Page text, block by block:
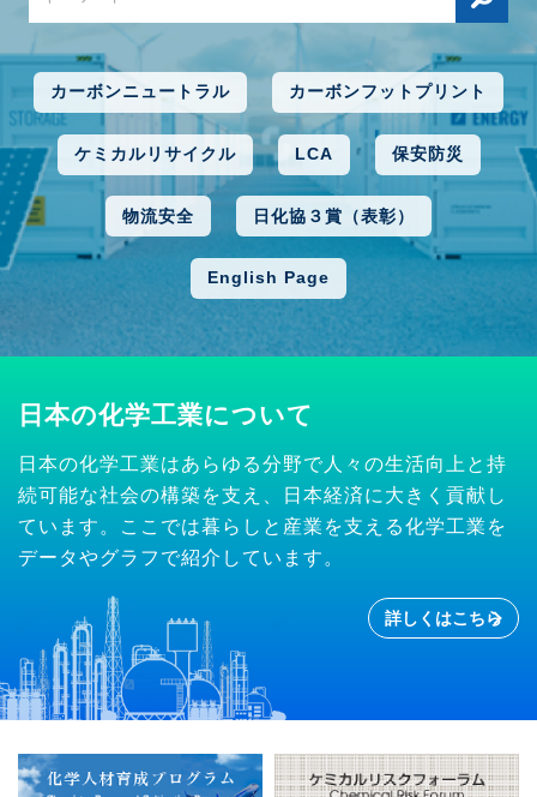
カーボンニュートラル カーボンフットプリント
ケミカルリサイクル LCA 保安防災
物流安全 日化協３賞（表彰）
English Page
日本の化学工業について
日本の化学工業はあらゆる分野で人々の生活向上と持
続可能な社会の構築を支え、日本経済に大きく貢献し
ています。ここでは暮らしと産業を支える化学工業を
データやグラフで紹介しています。
詳しくはこちら